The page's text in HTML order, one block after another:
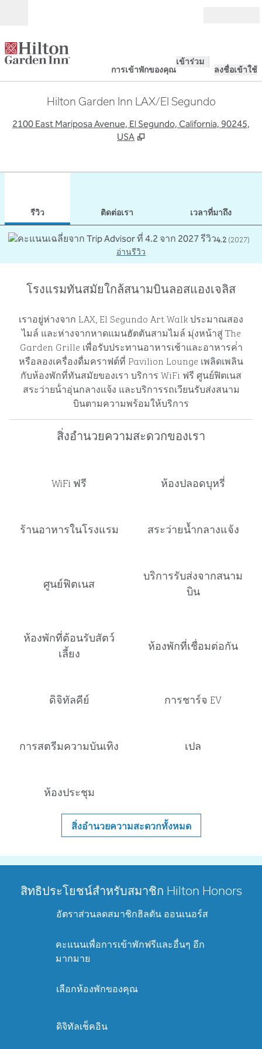
การเข้าพักของคุณ
เข้าร่วม
ลงชื่อเข้าใช้
Hilton Garden Inn LAX/El Segundo
2100 East Mariposa Avenue, El Segundo, California, 90245,
USA
รีวิว ติดต่อเรา เวลาที่มาถึง
4.2 (2027)
อ่านรีวิว
โรงแรมทันสมัยใกล้สนามบินลอสแองเจลิส
เราอยู่ห่างจาก LAX, El Segundo Art Walk ประมาณสอง
ไมล์ และห่างจากหาดแมนฮัตตันสามไมล์ มุ่งหน้าสู่ The
Garden Grille เพื่อรับประทานอาหารเช้าและอาหารค่ํา
หรือลองเครื่องดื่มคราฟต์ที่ Pavilion Lounge เพลิดเพลิน
กับห้องพักที่ทันสมัยของเรา บริการ WiFi ฟรี ศูนย์ฟิตเนส
สระว่ายน้ําอุ่นกลางแจ้ง และบริการรถเวียนรับส่งสนาม
บินตามความพร้อมให้บริการ
สิ่งอํานวยความสะดวกของเรา
WiFi ฟรี ห้องปลอดบุหรี่
ร้านอาหารในโรงแรม สระว่ายน้ำกลางแจ้ง
ศูนย์ฟิตเนส
บริการรับส่งจากสนาม
บิน
ห้องพักที่ต้อนรับสัตว์
เลี้ยง
ห้องพักที่เชื่อมต่อกัน
ดิจิทัลคีย์ การชาร์จ EV
การสตรีมความบันเทิง เปล
ห้องประชุม
สิ่งอํานวยความสะดวกทั้งหมด
สิทธิประโยชน์สำหรับสมาชิก Hilton Honors
อัตราส่วนลดสมาชิกฮิลตัน ออนเนอร์ส
คะแนนเพื่อการเข้าพักฟรีและอื่นๆ อีก
มากมาย
เลือกห้องพักของคุณ
ดิจิทัลเช็คอิน